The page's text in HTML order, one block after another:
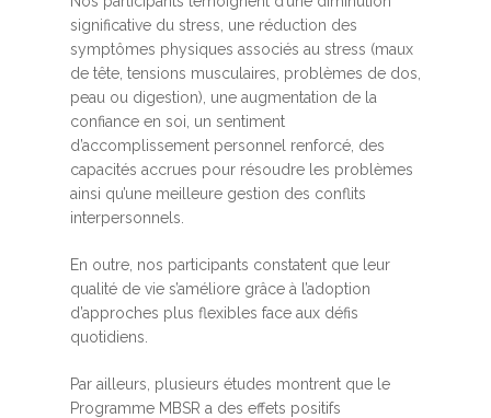
significative du stress, une réduction des
symptômes physiques associés au stress (maux
de tête, tensions musculaires, problèmes de dos,
peau ou digestion), une augmentation de la
confiance en soi, un sentiment
d’accomplissement personnel renforcé, des
capacités accrues pour résoudre les problèmes
ainsi qu’une meilleure gestion des conflits
interpersonnels.
En outre, nos participants constatent que leur
qualité de vie s’améliore grâce à l’adoption
d’approches plus flexibles face aux défis
quotidiens.
Par ailleurs, plusieurs études montrent que le
Programme MBSR a des effets positifs